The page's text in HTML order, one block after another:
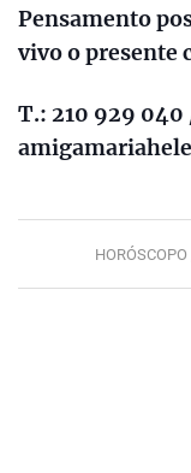
Pensamento
vivo o presente
T.: 210 929 040
HORÓSCOPO